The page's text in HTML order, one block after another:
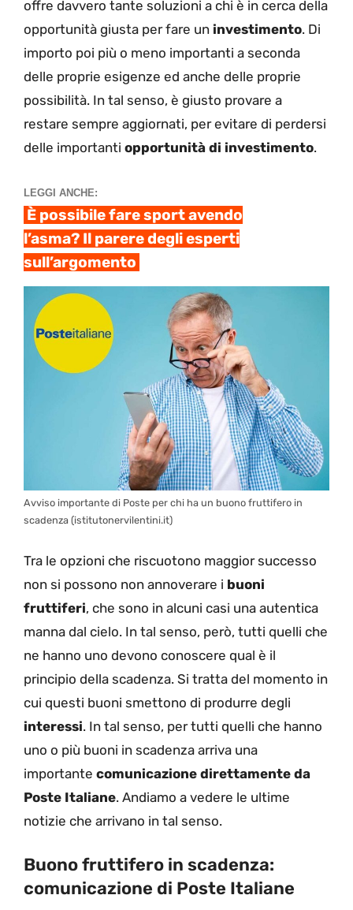
offre davvero tante soluzioni a chi è in cerca della
opportunità giusta per fare un investimento. Di
importo poi più o meno importanti a seconda
delle proprie esigenze ed anche delle proprie
possibilità. In tal senso, è giusto provare a
restare sempre aggiornati, per evitare di perdersi
delle importanti opportunità di investimento.
LEGGI ANCHE:
È possibile fare sport avendo
l’asma? Il parere degli esperti
sull’argomento
Avviso importante di Poste per chi ha un buono fruttifero in
scadenza (istitutonervilentini.it)
Tra le opzioni che riscuotono maggior successo
non si possono non annoverare i buoni
fruttiferi, che sono in alcuni casi una autentica
manna dal cielo. In tal senso, però, tutti quelli che
ne hanno uno devono conoscere qual è il
principio della scadenza. Si tratta del momento in
cui questi buoni smettono di produrre degli
interessi. In tal senso, per tutti quelli che hanno
uno o più buoni in scadenza arriva una
importante comunicazione direttamente da
Poste Italiane. Andiamo a vedere le ultime
notizie che arrivano in tal senso.
Buono fruttifero in scadenza:
comunicazione di Poste Italiane